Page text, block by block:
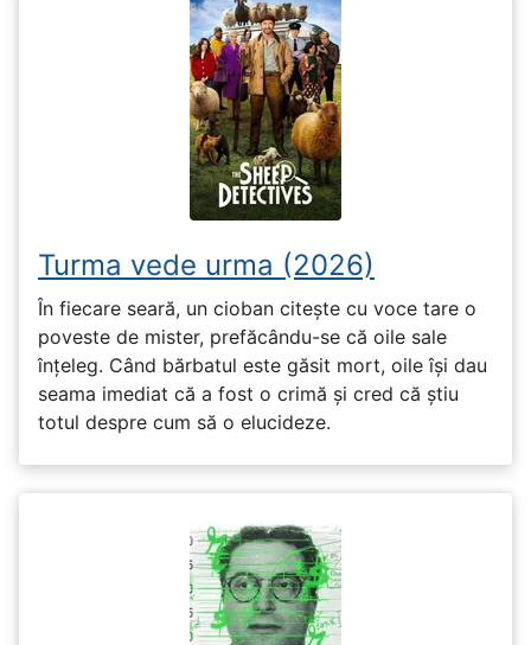
Turma vede urma (2026)
În fiecare seară, un cioban citește cu voce tare o
poveste de mister, prefăcându-se că oile sale
înțeleg. Când bărbatul este găsit mort, oile își dau
seama imediat că a fost o crimă și cred că știu
totul despre cum să o elucideze.